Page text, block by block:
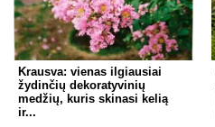
Krausva: vienas ilgiausiai
žydinčių dekoratyvinių
medžių, kuris skinasi kelią
ir...